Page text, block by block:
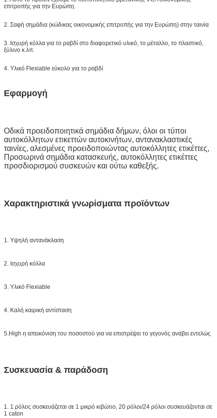
διαταγής
επιτροπής για την Ευρώπη.
2. Σαφή σημάδια (κώδικας οικονομικής επιτροπής για την Ευρώπη) στην ταινία
3. Ισχυρή κόλλα για το ραβδί στο διαφορετικό υλικό, το μέταλλο, το πλαστικό,
ξύλινο κ.λπ.
4. Υλικό Flexiable εύκολο για το ραβδί
Εφαρμογή
Οδικά προειδοποιητικά σημάδια δήμων, όλοι οι τύποι
αυτοκόλλητων ετικεττών αυτοκινήτων, αντανακλαστικές
ταινίες, αλεσμένες προειδοποιώντας αυτοκόλλητες ετικέττες,
Προσωρινά σημάδια κατασκευής, αυτοκόλλητες ετικέττες
προσδιορισμού συσκευών και ούτω καθεξής.
Χαρακτηριστικά γνωρίσματα προϊόντων
1. Υψηλή αντανάκλαση
2. Ισχυρή κόλλα
3. Υλικό Flexiable
4. Καλή καιρική αντίσταση
5.High η απεικόνιση του ποσοστού για να επιστρέψει το γεγονός ανάβει εντελώς
Συσκευασία & παράδοση
1. 1 ρόλος συσκευάζεται σε 1 μικρό κιβώτιο, 20 ρόλοι/24 ρόλοι συσκευάζονται σε
1 caton